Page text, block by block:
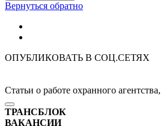
Вернуться обратно
ОПУБЛИКОВАТЬ В СОЦ.СЕТЯХ
Статьи о работе охранного
ТРАНСБЛОК
ВАКАНСИИ